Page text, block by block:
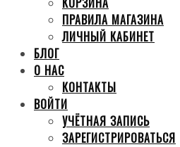
ПРАВИЛА МАГАЗИНА
ЛИЧНЫЙ КАБИНЕТ
БЛОГ
О НАС
КОНТАКТЫ
ВОЙТИ
УЧЁТНАЯ ЗАПИСЬ
ЗАРЕГИСТРИРОВАТЬСЯ